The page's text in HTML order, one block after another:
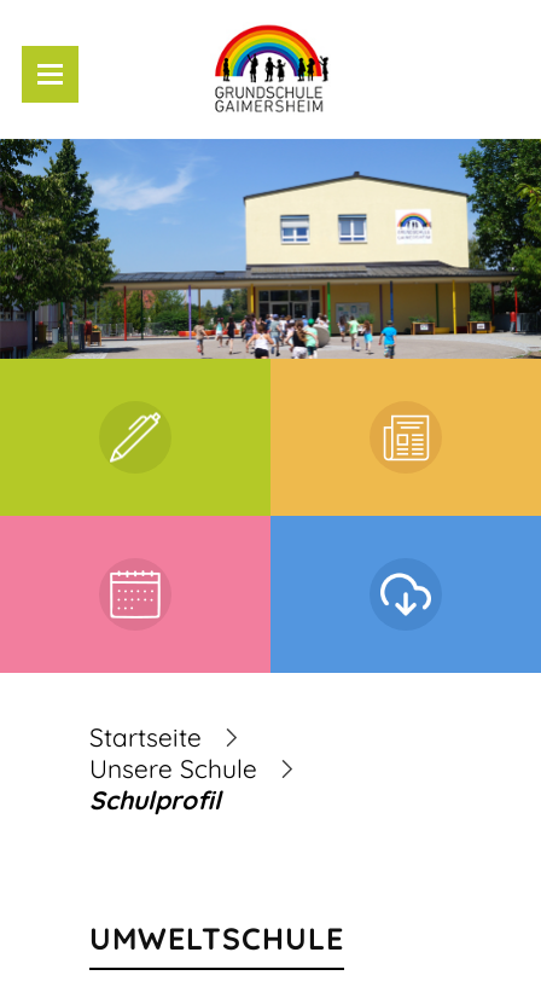
Startseite
Unsere Schule
Schulprofil
UMWELTSCHULE